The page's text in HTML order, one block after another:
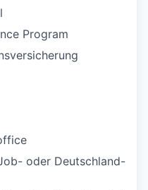
Program
oder Deutschland-